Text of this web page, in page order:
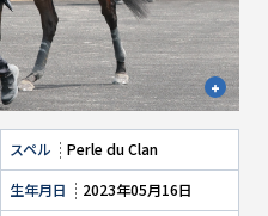
スペル
Perle du Clan
生年月日
2023年05月16日